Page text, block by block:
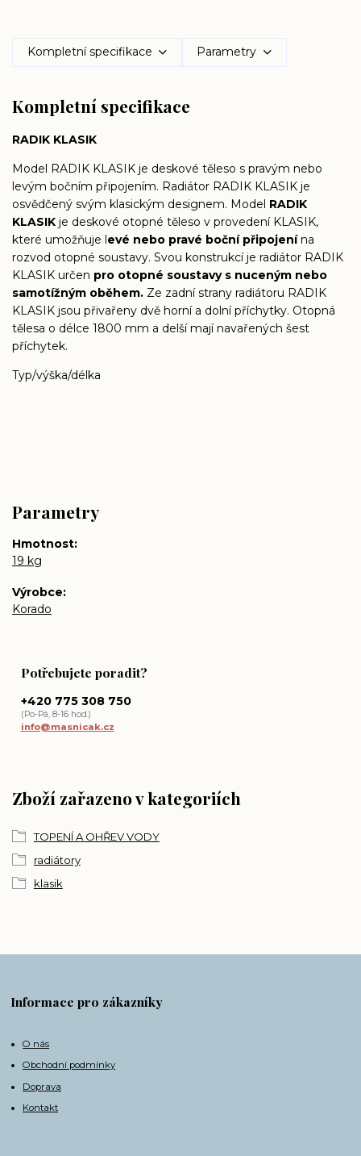
Kompletní specifikace Parametry
Kompletní specifikace
RADIK KLASIK
Model RADIK KLASIK je deskové těleso s pravým nebo
levým bočním připojením. Radiátor RADIK KLASIK je
osvědčený svým klasickým designem. Model RADIK
KLASIK je deskové otopné těleso v provedení KLASIK,
které umožňuje levé nebo pravé boční připojenína
rozvod otopné soustavy. Svou konstrukcí je radiátor RADIK
KLASIK určen pro otopné soustavy s nuceným nebo
samotížným oběhem. Ze zadní strany radiátoru RADIK
KLASIK jsou přivařeny dvě horní a dolní příchytky. Otopná
tělesa o délce 1800 mm a delší mají navařených šest
příchytek.
Typ/výška/délka
Parametry
Hmotnost
19 kg
Výrobce
Korado
Zboží zařazeno v kategoriích
TOPENÍ A OHŘEV VODY
radiátory
klasik
Potřebujete poradit?
+420 775 308 750
(Po-Pá, 8-16 hod.)
info@masnicak.cz
Informace pro zákazníky
O nás
Obchodní podmínky
Doprava
Kontakt